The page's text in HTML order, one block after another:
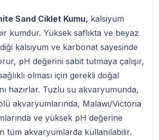
Sand Ciklet Kumu, kalsiyum
kumdur. Yüksek saflıkta ve beyaz
kalsiyum ve karbonat sayesinde
pH değerini sabit tutmaya çalışır,
olması için gerekli doğal
hazırlar. Tuzlu su akvaryumunda,
akvaryumlarında, Malawi/Victoria
ve yüksek pH değerine
tüm akvaryumlarda kullanılabilir.